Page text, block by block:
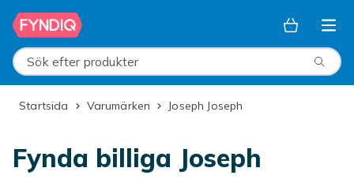
Hoppa till huvudinnehållet
Sök efter produkter
Startsida Varumärken Joseph Joseph
Fynda billiga Joseph